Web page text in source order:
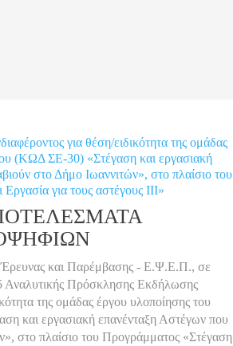
για θέση/ειδικότητα της ομάδας
(ΚΩΔ ΣΕ-30) «Στέγαση και εργασιακή
στο Δήμο Ιωαννιτών», στο πλαίσιο του
για τους αστέγους ΙΙΙ»
Έρευνας και Παρέμβασης - Ε.Ψ.Ε.Π., σε
Αναλυτικής Πρόσκλησης Εκδήλωσης
της ομάδας έργου υλοποίησης του
και εργασιακή επανένταξη Αστέγων που
στο πλαίσιο του Προγράμματος «Στέγαση